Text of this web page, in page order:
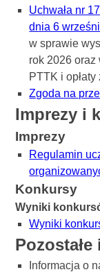
Uchwała nr
dnia 6
w sprawie
rok 2026
PTTK i
Zgoda na
Imprezy i
Imprezy
Regulamin
Konkursy
Wyniki
Wyniki
Informacja o